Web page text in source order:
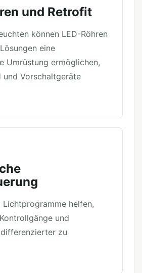
und Retrofit
können LED-Röhren
eine
Umrüstung ermöglichen,
und Vorschaltgeräte
Lichtprogramme helfen,
und
zu